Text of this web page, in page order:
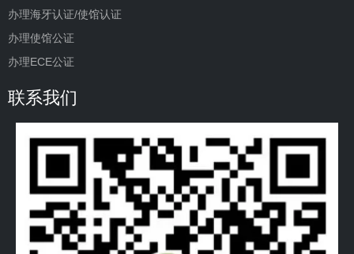
办理海牙认证/使馆认证
办理使馆公证
办理ECE公证
联系我们